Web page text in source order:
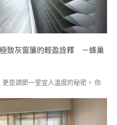
致灰窗簾的輕盈詮釋 －蜂巢
是調節一室宜人溫度的秘密。 你